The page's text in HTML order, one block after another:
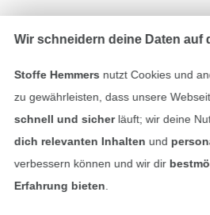
Unsere
Wir schneidern deine Daten auf
Stoffe Hemmers nutzt Cookies und
zu gewährleisten, dass unsere
schnell und sicherläuft; wir deine
dich relevanten Inhalten und
verbessern können und wir dir
Erfahrung bieten